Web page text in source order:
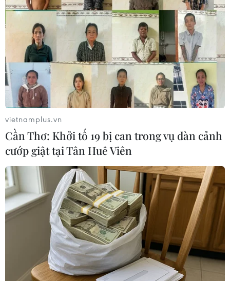
Lãnh đạo Công an thành phố Thái Bình báo cáo sự việc. (Ảnh:
TTXVN phát)
(TTXVN/Vietnam+)
#Trẻ mầm non tử vong
#Bỏ quên trên xe ôtô
vietnamplus.vn
Cần Thơ: Khởi tố 19 bị can trong vụ dàn cảnh
cướp giật tại Tân Huê Viên